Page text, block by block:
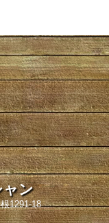
ャン
1291-18